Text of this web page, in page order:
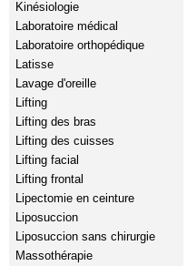
Kinésiologie
Laboratoire médical
Laboratoire orthopédique
Latisse
Lavage d'oreille
Lifting
Lifting des bras
Lifting des cuisses
Lifting facial
Lifting frontal
Lipectomie en ceinture
Liposuccion
Liposuccion sans chirurgie
Massothérapie